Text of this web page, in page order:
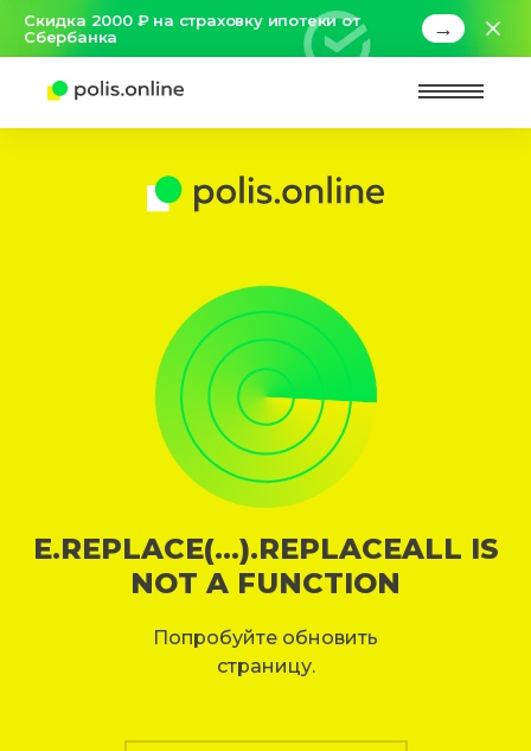
Скидка 2000 ₽ на страховку ипотеки от
Сбербанка
→
E.REPLACE(...).REPLACEALL IS
NOT A FUNCTION
Попробуйте обновить
страницу.